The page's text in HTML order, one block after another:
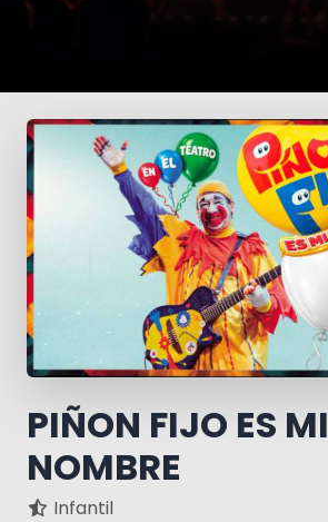
PIÑON FIJO ES MI
NOMBRE
Infantil